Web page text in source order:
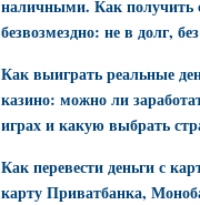
наличными. Как получить
безвозмездно: не в долг,
Как выиграть реальные
казино: можно ли
играх и какую выбрать
Как перевести деньги с
карту Приватбанка,